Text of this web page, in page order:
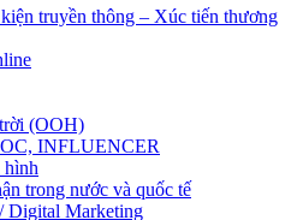
truyền thông – Xúc tiến thương
(OOH)
INFLUENCER
hình
trong nước và quốc tế
Digital Marketing